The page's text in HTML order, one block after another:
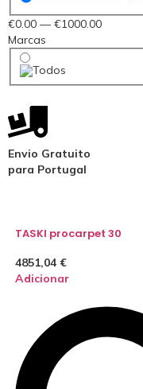
€0.00 —€1000.00
Marcas
Envio Gratuito
para Portugal
TASKI procarpet 30
4851,04 €
Adicionar